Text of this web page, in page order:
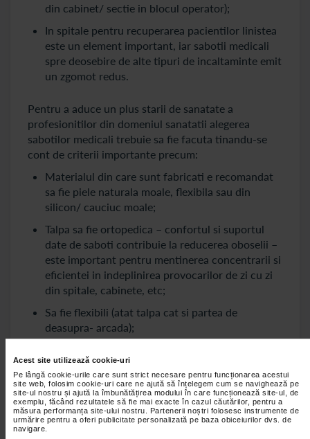
Acest site utilizează cookie-uri
Pe lângă cookie-urile care sunt strict necesare pentru funcționarea acestui
site web, folosim cookie-uri care ne ajută să înțelegem cum se navighează pe
site-ul nostru și ajută la îmbunătățirea modului în care funcționează site-ul, de
exemplu, făcând rezultatele să fie mai exacte în cazul căutărilor, pentru a
măsura performanța site-ului nostru. Partenerii noștri folosesc instrumente de
urmărire pentru a oferi publicitate personalizată pe baza obiceiurilor dvs. de
navigare.
din cabinet/ sectie in blocul operator);
In spitale pentru recuperarea pacientilor linistea
este un element important, iar sabotii medicali
spre deosebire de alte tipuri de incaltaminte emit
un zgomot redus.
Pentru a aduce un plus starii de sanatate a
profesionitilor din domeniul sanatatii alegerea
sabotilor medicali trebuie sa fie facuta tinandu-se
cont de criterii importante precum:
Materialul din care sunt fabricati e recomandat
sa fie piele naturala moale, flexibila sau din
silicon/ cauciuc moale;
Talpa sa fie ortopedica – confortul si suportul
date de saboti contribuie la reducerea oboselii –
este important pentru mentinerea concentrarii si
eficientei in indeplinirea provocarilor de zi cu zi
din spitale, cabinete, etc;
Sa fie flexibili (atat talpa cat si partea de
deasupra- arcada);
devein incomode in timpul mersului;
Sa fie perforate pentru a permite aerului sa
circule si sa aeriseasca piciorul- se mentine un
medium ai racoros in zona picioarelor si astfel se
previne transpiratia si apariti a mirosurilor